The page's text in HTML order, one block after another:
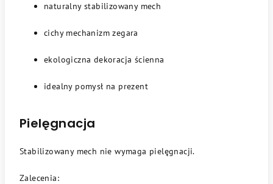
naturalny stabilizowany mech
cichy mechanizm zegara
ekologiczna dekoracja ścienna
idealny pomysł na prezent
Pielęgnacja
Stabilizowany mech nie wymaga pielęgnacji.
Zalecenia: